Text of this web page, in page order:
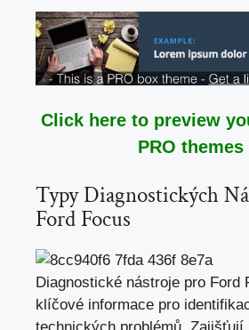
Click here to preview
PRO themes
Typy Diagnostických
Ford Focus
Diagnostické nástroje pro Ford
klíčové informace pro
technických problémů.